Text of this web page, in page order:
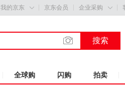
我的京东  京东会员 企业采购 
搜索
全球购 闪购 拍卖